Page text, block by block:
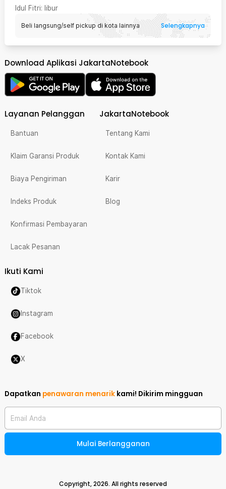
Idul Fitri: libur
Beli langsung/self pickup di kota lainnya Selengkapnya
Download Aplikasi JakartaNotebook
Layanan Pelanggan
Bantuan
Klaim Garansi Produk
Biaya Pengiriman
Indeks Produk
Konfirmasi Pembayaran
Lacak Pesanan
JakartaNotebook
Tentang Kami
Kontak Kami
Karir
Blog
Ikuti Kami
Tiktok
Instagram
Facebook
X
Dapatkan penawaran menarik kami! Dikirim mingguan
Email Anda
Mulai Berlangganan
Copyright,2026. All rights reserved